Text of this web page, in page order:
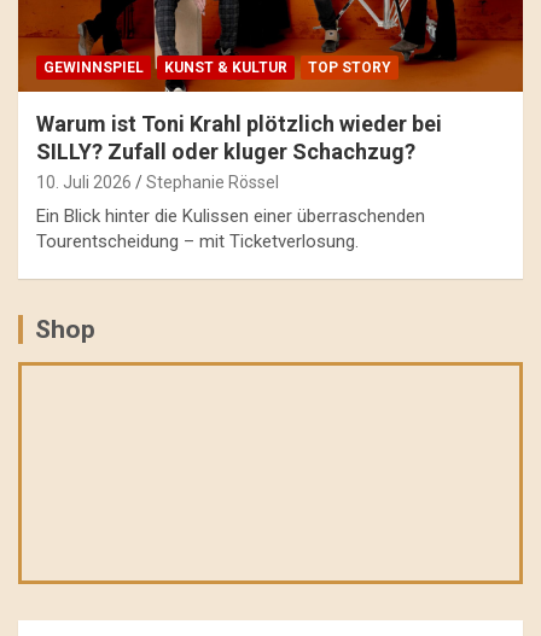
GEWINNSPIEL KUNST & KULTUR TOP STORY
Warum ist Toni Krahl plötzlich wieder bei
SILLY? Zufall oder kluger Schachzug?
10. Juli 2026 Stephanie Rössel
Ein Blick hinter die Kulissen einer überraschenden
Tourentscheidung – mit Ticketverlosung.
Shop